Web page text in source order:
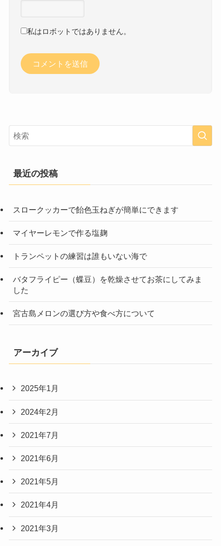
私はロボットではありません。
最近の投稿
スロークッカーで飴色玉ねぎが簡単にできます
マイヤーレモンで作る塩麹
トランペットの練習は誰もいない海で
バタフライピー（蝶豆）を乾燥させてお茶にしてみま
した
宮古島メロンの選び方や食べ方について
アーカイブ
2025年1月
2024年2月
2021年7月
2021年6月
2021年5月
2021年4月
2021年3月